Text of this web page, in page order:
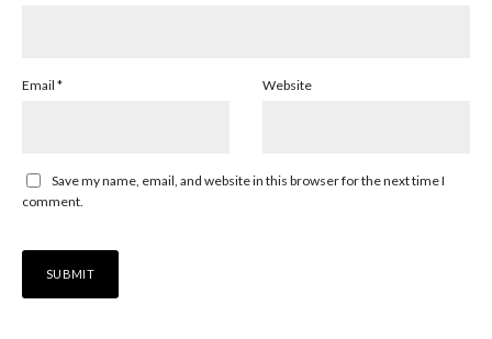
Email * Website
Save my name, email, and website in this browser for the next time I
comment.